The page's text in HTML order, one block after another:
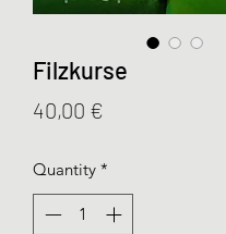
Filzkurse
40,00 €
Quantity *